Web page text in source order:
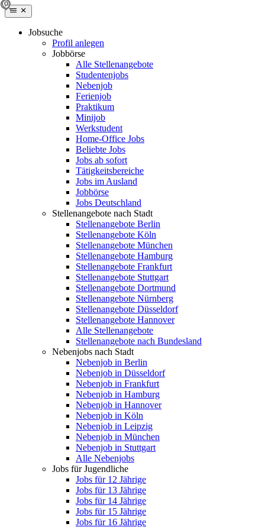
Jobsuche
Profil anlegen
Jobbörse
Alle Stellenangebote
Studentenjobs
Nebenjob
Ferienjob
Praktikum
Minijob
Werkstudent
Home-Office Jobs
Beliebte Jobs
Jobs ab sofort
Tätigkeitsbereiche
Jobs im Ausland
Jobbörse
Jobs Deutschland
Stellenangebote nach Stadt
Stellenangebote Berlin
Stellenangebote Köln
Stellenangebote München
Stellenangebote Hamburg
Stellenangebote Frankfurt
Stellenangebote Stuttgart
Stellenangebote Dortmund
Stellenangebote Nürnberg
Stellenangebote Düsseldorf
Stellenangebote Hannover
Alle Stellenangebote
Stellenangebote nach Bundesland
Nebenjobs nach Stadt
Nebenjob in Berlin
Nebenjob in Düsseldorf
Nebenjob in Frankfurt
Nebenjob in Hamburg
Nebenjob in Hannover
Nebenjob in Köln
Nebenjob in Leipzig
Nebenjob in München
Nebenjob in Stuttgart
Alle Nebenjobs
Jobs für Jugendliche
Jobs für 12 Jährige
Jobs für 13 Jährige
Jobs für 14 Jährige
Jobs für 15 Jährige
Jobs für 16 Jährige